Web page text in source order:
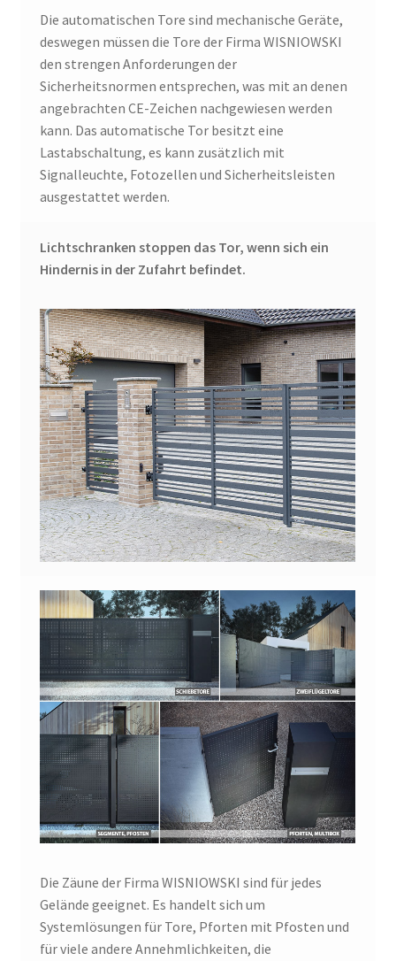
Die automatischen Tore sind mechanische Geräte,
deswegen müssen die Tore der Firma WISNIOWSKI
den strengen Anforderungen der
Sicherheitsnormen entsprechen, was mit an denen
angebrachten CE-Zeichen nachgewiesen werden
kann. Das automatische Tor besitzt eine
Lastabschaltung, es kann zusätzlich mit
Signalleuchte, Fotozellen und Sicherheitsleisten
ausgestattet werden.
Lichtschranken stoppen das Tor, wenn sich ein
Hindernis in der Zufahrt befindet.
Die Zäune der Firma WISNIOWSKI sind für jedes
Gelände geeignet. Es handelt sich um
Systemlösungen für Tore, Pforten mit Pfosten und
für viele andere Annehmlichkeiten, die